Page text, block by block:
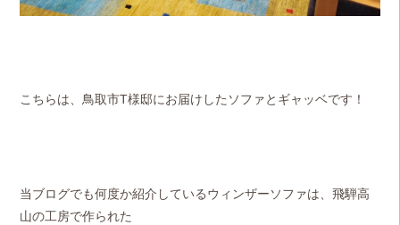
こちらは、鳥取市T様邸にお届けしたソファとギャッベです！
当ブログでも何度か紹介しているウィンザーソファは、飛騨高
山の工房で作られた